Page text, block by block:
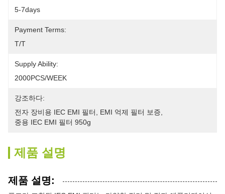
5-7days
Payment Terms:
T/T
Supply Ability:
2000PCS/WEEK
강조하다:
전자 장비용 IEC EMI 필터
EMI 억제 필터 보증
중용 IEC EMI 필터 950g
제품 설명
제품 설명: